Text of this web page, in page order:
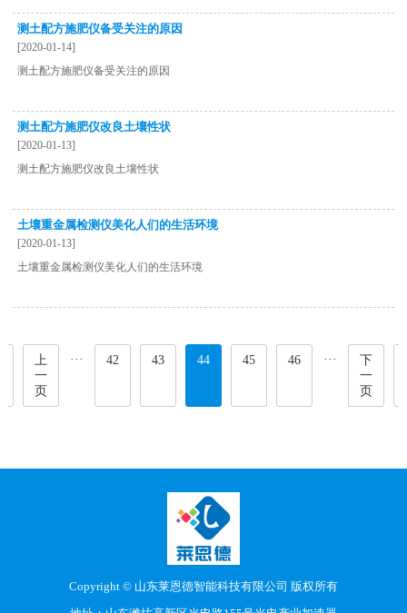
测土配方施肥仪备受关注的原因
[2020-01-14]
测土配方施肥仪备受关注的原因
测土配方施肥仪改良土壤性状
[2020-01-13]
测土配方施肥仪改良土壤性状
土壤重金属检测仪美化人们的生活环境
[2020-01-13]
土壤重金属检测仪美化人们的生活环境
上
一
页
··· 42 43 44 45 46 ···
下
一
页
Copyright © 山东莱恩德智能科技有限公司 版权所有